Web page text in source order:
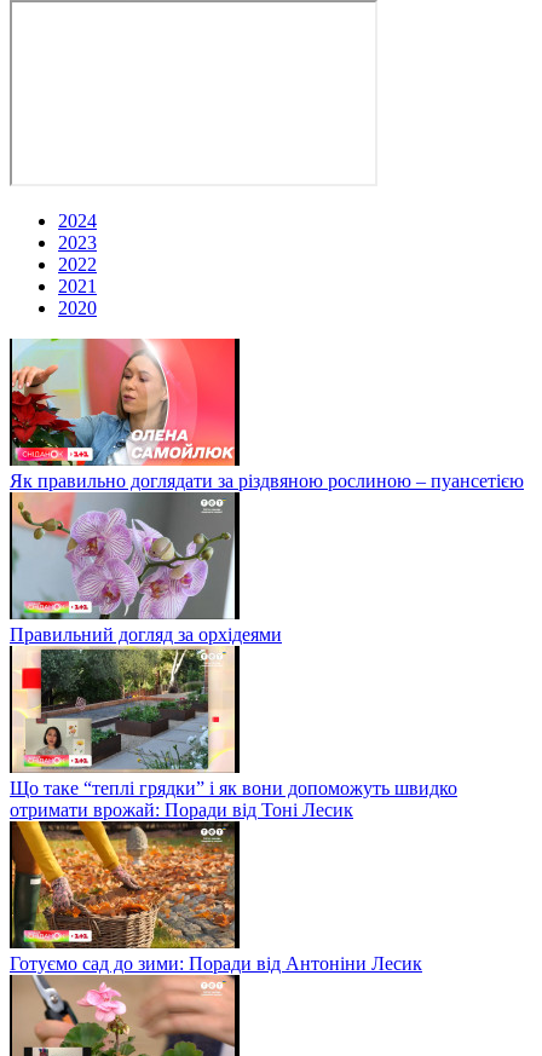
2024
2023
2022
2021
2020
Як правильно доглядати за різдвяною рослиною – пуансетією
Правильний догляд за орхідеями
Що таке “теплі грядки” і як вони допоможуть швидко
отримати врожай: Поради від Тоні Лесик
Готуємо сад до зими: Поради від Антоніни Лесик